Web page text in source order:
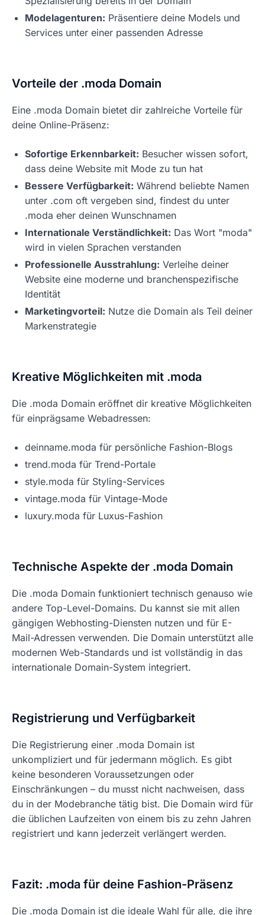
Modelagenturen: Präsentiere deine Models und
Services unter einer passenden Adresse
Vorteile der .moda Domain
Eine .moda Domain bietet dir zahlreiche Vorteile für
deine Online-Präsenz:
Sofortige Erkennbarkeit: Besucher wissen sofort,
dass deine Website mit Mode zu tun hat
Bessere Verfügbarkeit: Während beliebte Namen
unter .com oft vergeben sind, findest du unter
.moda eher deinen Wunschnamen
Internationale Verständlichkeit: Das Wort "moda"
wird in vielen Sprachen verstanden
Professionelle Ausstrahlung: Verleihe deiner
Website eine moderne und branchenspezifische
Identität
Marketingvorteil: Nutze die Domain als Teil deiner
Markenstrategie
Kreative Möglichkeiten mit .moda
Die .moda Domain eröffnet dir kreative Möglichkeiten
für einprägsame Webadressen:
deinname.moda für persönliche Fashion-Blogs
trend.moda für Trend-Portale
style.moda für Styling-Services
vintage.moda für Vintage-Mode
luxury.moda für Luxus-Fashion
Technische Aspekte der .moda Domain
Die .moda Domain funktioniert technisch genauso wie
andere Top-Level-Domains. Du kannst sie mit allen
gängigen Webhosting-Diensten nutzen und für E-
Mail-Adressen verwenden. Die Domain unterstützt alle
modernen Web-Standards und ist vollständig in das
internationale Domain-System integriert.
Registrierung und Verfügbarkeit
Die Registrierung einer .moda Domain ist
unkompliziert und für jedermann möglich. Es gibt
keine besonderen Voraussetzungen oder
Einschränkungen – du musst nicht nachweisen, dass
du in der Modebranche tätig bist. Die Domain wird für
die üblichen Laufzeiten von einem bis zu zehn Jahren
registriert und kann jederzeit verlängert werden.
Fazit: .moda für deine Fashion-Präsenz
Die .moda Domain ist die ideale Wahl für alle, die ihre